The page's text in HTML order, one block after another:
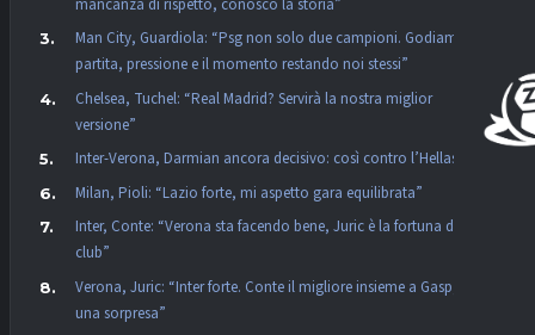
mancanza di rispetto, conosco la storia”
Man City, Guardiola: “Psg non solo due campioni. Godiamoci la
partita, pressione e il momento restando noi stessi”
Chelsea, Tuchel: “Real Madrid? Servirà la nostra miglior
versione”
Inter-Verona, Darmian ancora decisivo: così contro l’Hellas
Milan, Pioli: “Lazio forte, mi aspetto gara equilibrata”
Inter, Conte: “Verona sta facendo bene, Juric è la fortuna dei
club”
Verona, Juric: “Inter forte. Conte il migliore insieme a Gasp, non
una sorpresa”